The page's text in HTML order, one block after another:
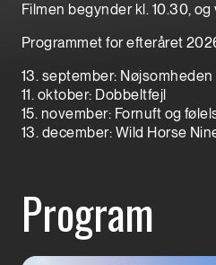
Filmen begynder kl. 10.30,
Programmet for efteråret
13. september: Nøjsomheden
11. oktober: Dobbeltfejl
15. november: Fornuft og
13. december: Wild Horse